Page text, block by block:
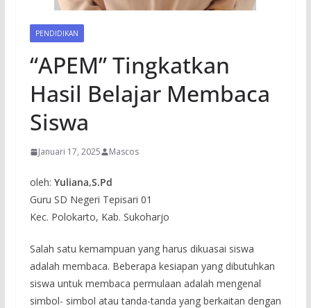
PENDIDIKAN
“APEM” Tingkatkan
Hasil Belajar Membaca
Siswa
Januari 17, 2025 Mascos
oleh: Yuliana,S.Pd
Guru SD Negeri Tepisari 01
Kec. Polokarto, Kab. Sukoharjo
Salah satu kemampuan yang harus dikuasai siswa
adalah membaca. Beberapa kesiapan yang dibutuhkan
siswa untuk membaca permulaan adalah mengenal
simbol- simbol atau tanda-tanda yang berkaitan dengan